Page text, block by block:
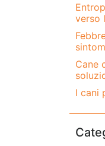
verso
Cane
I cani